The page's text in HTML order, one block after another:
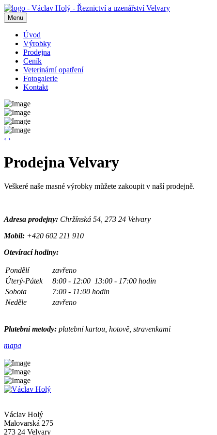
Menu
Úvod
Výrobky
Prodejna
Ceník
Veterinární opatření
Fotogalerie
Kontakt
‹ ›
Prodejna Velvary
Veškeré naše masné výrobky můžete zakoupit v naší prodejně.
Adresa prodejny: Chržínská 54, 273 24 Velvary
Mobil: +420 602 211 910
Otevírací hodiny:
Pondělí
zavřeno
Úterý-Pátek
8:00 - 12:00 13:00 - 17:00 hodin
Sobota
7:00 - 11:00 hodin
Neděle
zavřeno
Platební metody: platební kartou, hotově, stravenkami
mapa
Václav Holý
Malovarská 275
273 24 Velvary